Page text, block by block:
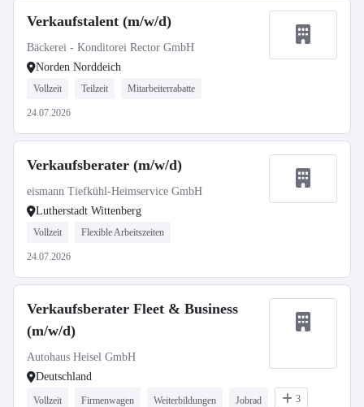
Verkaufstalent (m/w/d)
Bäckerei - Konditorei Rector GmbH
Norden Norddeich
Vollzeit Teilzeit Mitarbeiterrabatte
24.07.2026
Verkaufsberater (m/w/d)
eismann Tiefkühl-Heimservice GmbH
Lutherstadt Wittenberg
Vollzeit Flexible Arbeitszeiten
24.07.2026
Verkaufsberater Fleet & Business
(m/w/d)
Autohaus Heisel GmbH
Deutschland
Vollzeit Firmenwagen Weiterbildungen Jobrad 3